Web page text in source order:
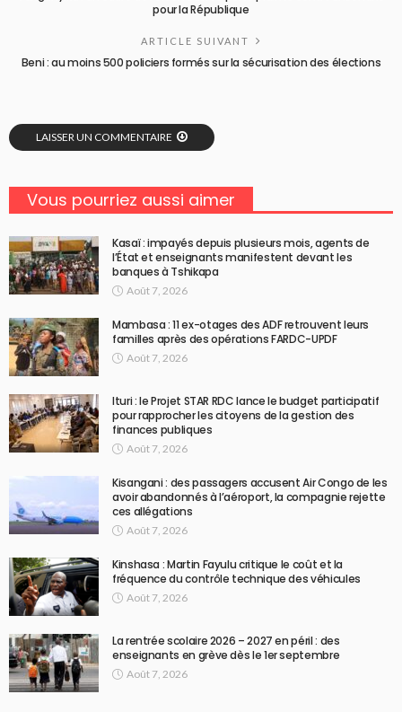
pour la République
ARTICLE SUIVANT
Beni : au moins 500 policiers formés sur la sécurisation des élections
LAISSER UN COMMENTAIRE
Vous pourriez aussi aimer
Kasaï : impayés depuis plusieurs mois, agents de
l’État et enseignants manifestent devant les
banques à Tshikapa
Août 7, 2026
Mambasa : 11 ex-otages des ADF retrouvent leurs
familles après des opérations FARDC-UPDF
Août 7, 2026
Ituri : le Projet STAR RDC lance le budget participatif
pour rapprocher les citoyens de la gestion des
finances publiques
Août 7, 2026
Kisangani : des passagers accusent Air Congo de les
avoir abandonnés à l’aéroport, la compagnie rejette
ces allégations
Août 7, 2026
Kinshasa : Martin Fayulu critique le coût et la
fréquence du contrôle technique des véhicules
Août 7, 2026
La rentrée scolaire 2026 – 2027 en péril : des
enseignants en grève dès le 1er septembre
Août 7, 2026